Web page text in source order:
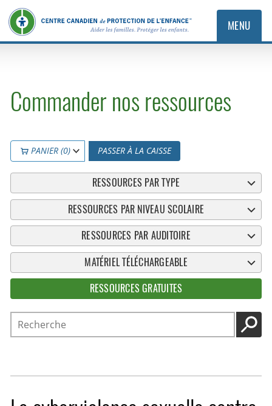
MENU
Commander nos ressources
PANIER (0) PASSER À LA CAISSE
RESSOURCES PAR TYPE
RESSOURCES PAR NIVEAU SCOLAIRE
RESSOURCES PAR AUDITOIRE
MATÉRIEL TÉLÉCHARGEABLE
RESSOURCES GRATUITES
Recherche